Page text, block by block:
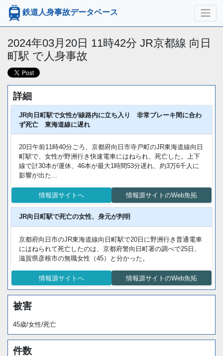
鉄道人身事故データベース
2024年03月20日 11時42分 JR京都線 向日
町駅 で人身事故
詳細
JR向日町駅で女性が線路内に立ち入り 非常ブレーキ間に合わ
ず死亡 東海道線に遅れ
20日午前11時40分ごろ、京都府向日市寺戸町のJR東海道線向日
町駅で、女性が野洲行き快速電車にはねられ、死亡した。上下
線で計30本が運休、46本が最大1時間53分遅れ、約3万6千人に
影響が出た...
情報源サイトへ 情報源サイトのWeb魚拓
JR向日町駅で死亡の女性、身元が判明
京都府向日市のJR東海道線向日町駅で20日に野洲行き普通電車
にはねられて死亡したのは、京都府警向日町署の調べで25日、
滋賀県彦根市の無職女性（45）と分かった。
情報源サイトへ 情報源サイトのWeb魚拓
被害
45歳/女性/死亡
件数